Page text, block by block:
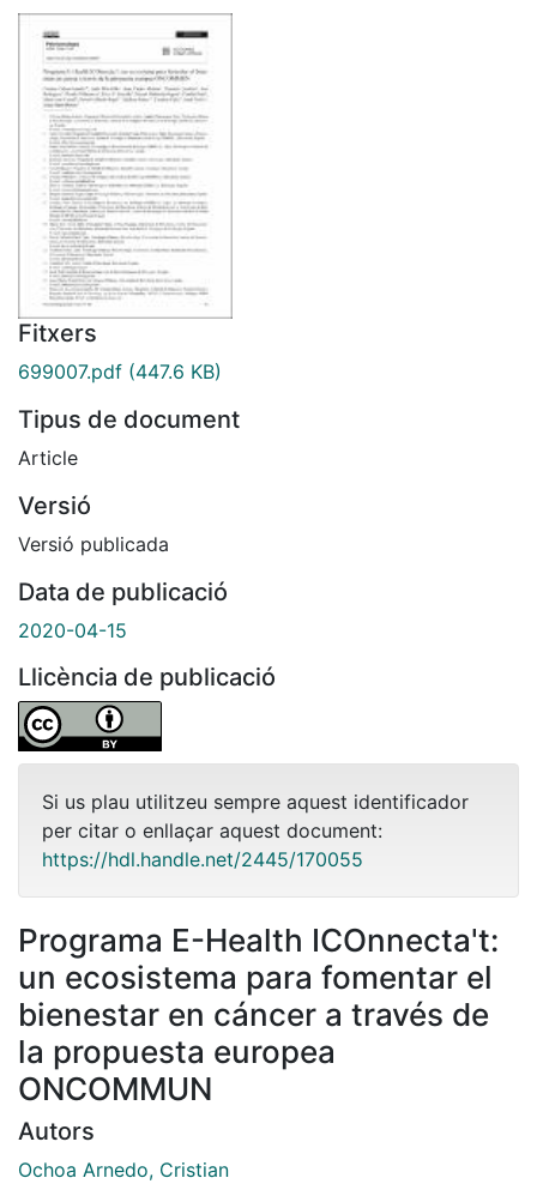
Fitxers
699007.pdf (447.6 KB)
Tipus de document
Article
Versió
Versió publicada
Data de publicació
2020-04-15
Llicència de publicació
Si us plau utilitzeu sempre aquest identificador
per citar o enllaçar aquest document:
https://hdl.handle.net/2445/170055
Programa E-Health ICOnnecta't:
un ecosistema para fomentar el
bienestar en cáncer a través de
la propuesta europea
ONCOMMUN
Autors
Ochoa Arnedo, Cristian